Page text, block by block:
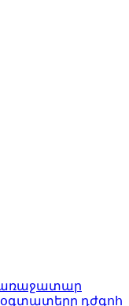
առաջատար
օգտատերը դժգոհ